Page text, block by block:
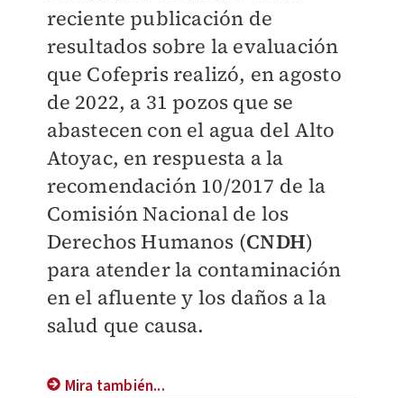
reciente publicación de
resultados sobre la evaluación
que Cofepris realizó, en agosto
de 2022, a 31 pozos que se
abastecen con el agua del Alto
Atoyac, en respuesta a la
recomendación 10/2017 de la
Comisión Nacional de los
Derechos Humanos (CNDH)
para atender la contaminación
en el afluente y los daños a la
salud que causa.
Mira también...